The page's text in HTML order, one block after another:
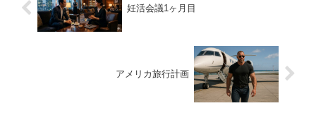
妊活会議1ヶ月目
アメリカ旅行計画